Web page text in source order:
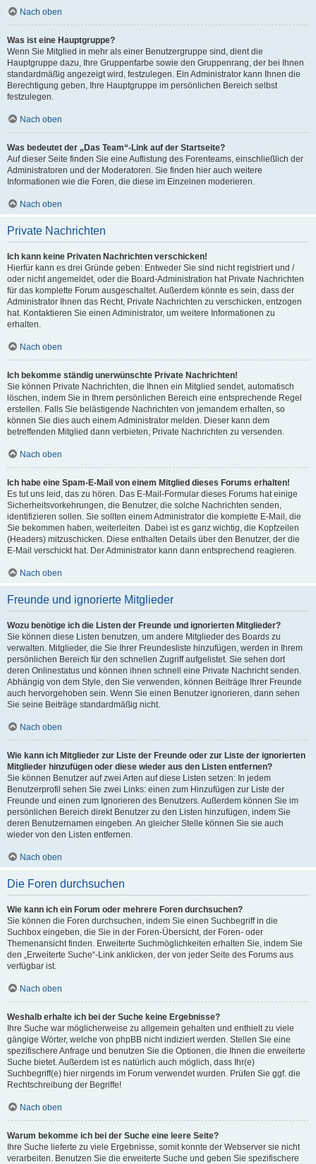
Nach oben
Was ist eine Hauptgruppe?
Wenn Sie Mitglied in mehr als einer Benutzergruppe sind, dient die
Hauptgruppe dazu, Ihre Gruppenfarbe sowie den Gruppenrang, der bei Ihnen
standardmäßig angezeigt wird, festzulegen. Ein Administrator kann Ihnen die
Berechtigung geben, Ihre Hauptgruppe im persönlichen Bereich selbst
festzulegen.
Nach oben
Was bedeutet der „Das Team“-Link auf der Startseite?
Auf dieser Seite finden Sie eine Auflistung des Forenteams, einschließlich der
Administratoren und der Moderatoren. Sie finden hier auch weitere
Informationen wie die Foren, die diese im Einzelnen moderieren.
Nach oben
Private Nachrichten
Ich kann keine Privaten Nachrichten verschicken!
Hierfür kann es drei Gründe geben: Entweder Sie sind nicht registriert und /
oder nicht angemeldet, oder die Board-Administration hat Private Nachrichten
für das komplette Forum ausgeschaltet. Außerdem könnte es sein, dass der
Administrator Ihnen das Recht, Private Nachrichten zu verschicken, entzogen
hat. Kontaktieren Sie einen Administrator, um weitere Informationen zu
erhalten.
Nach oben
Ich bekomme ständig unerwünschte Private Nachrichten!
Sie können Private Nachrichten, die Ihnen ein Mitglied sendet, automatisch
löschen, indem Sie in Ihrem persönlichen Bereich eine entsprechende Regel
erstellen. Falls Sie belästigende Nachrichten von jemandem erhalten, so
können Sie dies auch einem Administrator melden. Dieser kann dem
betreffenden Mitglied dann verbieten, Private Nachrichten zu versenden.
Nach oben
Ich habe eine Spam-E-Mail von einem Mitglied dieses Forums erhalten!
Es tut uns leid, das zu hören. Das E-Mail-Formular dieses Forums hat einige
Sicherheitsvorkehrungen, die Benutzer, die solche Nachrichten senden,
identifizieren sollen. Sie sollten einem Administrator die komplette E-Mail, die
Sie bekommen haben, weiterleiten. Dabei ist es ganz wichtig, die Kopfzeilen
(Headers) mitzuschicken. Diese enthalten Details über den Benutzer, der die
E-Mail verschickt hat. Der Administrator kann dann entsprechend reagieren.
Nach oben
Freunde und ignorierte Mitglieder
Wozu benötige ich die Listen der Freunde und ignorierten Mitglieder?
Sie können diese Listen benutzen, um andere Mitglieder des Boards zu
verwalten. Mitglieder, die Sie Ihrer Freundesliste hinzufügen, werden in Ihrem
persönlichen Bereich für den schnellen Zugriff aufgelistet. Sie sehen dort
deren Onlinestatus und können ihnen schnell eine Private Nachricht senden.
Abhängig von dem Style, den Sie verwenden, können Beiträge Ihrer Freunde
auch hervorgehoben sein. Wenn Sie einen Benutzer ignorieren, dann sehen
Sie seine Beiträge standardmäßig nicht.
Nach oben
Wie kann ich Mitglieder zur Liste der Freunde oder zur Liste der ignorierten
Mitglieder hinzufügen oder diese wieder aus den Listen entfernen?
Sie können Benutzer auf zwei Arten auf diese Listen setzen: In jedem
Benutzerprofil sehen Sie zwei Links: einen zum Hinzufügen zur Liste der
Freunde und einen zum Ignorieren des Benutzers. Außerdem können Sie im
persönlichen Bereich direkt Benutzer zu den Listen hinzufügen, indem Sie
deren Benutzernamen eingeben. An gleicher Stelle können Sie sie auch
wieder von den Listen entfernen.
Nach oben
Die Foren durchsuchen
Wie kann ich ein Forum oder mehrere Foren durchsuchen?
Sie können die Foren durchsuchen, indem Sie einen Suchbegriff in die
Suchbox eingeben, die Sie in der Foren-Übersicht, der Foren- oder
Themenansicht finden. Erweiterte Suchmöglichkeiten erhalten Sie, indem Sie
den „Erweiterte Suche“-Link anklicken, der von jeder Seite des Forums aus
verfügbar ist.
Nach oben
Weshalb erhalte ich bei der Suche keine Ergebnisse?
Ihre Suche war möglicherweise zu allgemein gehalten und enthielt zu viele
gängige Wörter, welche von phpBB nicht indiziert werden. Stellen Sie eine
spezifischere Anfrage und benutzen Sie die Optionen, die Ihnen die erweiterte
Suche bietet. Außerdem ist es natürlich auch möglich, dass Ihr(e)
Suchbegriff(e) hier nirgends im Forum verwendet wurden. Prüfen Sie ggf. die
Rechtschreibung der Begriffe!
Nach oben
Warum bekomme ich bei der Suche eine leere Seite?
Ihre Suche lieferte zu viele Ergebnisse, somit konnte der Webserver sie nicht
verarbeiten. Benutzen Sie die erweiterte Suche und geben Sie spezifischere